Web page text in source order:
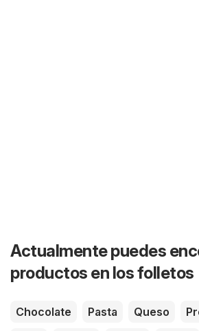
Actualmente puedes
productos en los folletos
Chocolate Pasta Queso